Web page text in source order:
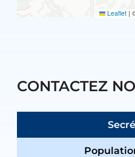
Leaflet |
CONTACTEZ